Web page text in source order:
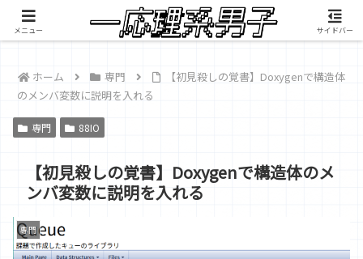
積雲が映像制作したMV『RANGEFINDER』公開中
ホーム 専門
【初見殺しの覚書】Doxygenで構造体
のメンバ変数に説明を入れる
専門 88IO
【初見殺しの覚書】Doxygenで構造体のメ
ンバ変数に説明を入れる
専門
メニュー サイドバー